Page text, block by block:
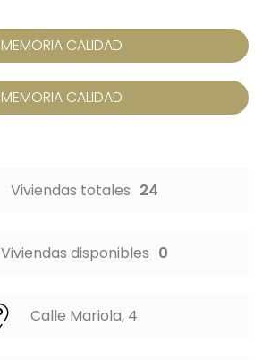
MEMORIA CALIDAD
MEMORIA CALIDAD
Viviendas totales 24
Viviendas disponibles 0
Calle Mariola, 4